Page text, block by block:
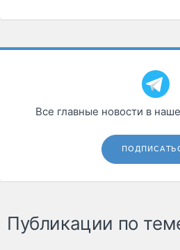
Все главные новости в
Публикации по